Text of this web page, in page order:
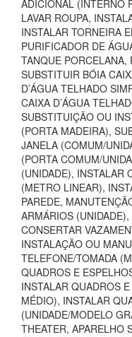
ADICIONAL (INTERNO
LAVAR ROUPA,
INSTALAR TORNEIRA
PURIFICADOR DE
TANQUE
SUBSTITUIR BÓIA
D’ÁGUA TELHADO
CAIXA D’ÁGUA
SUBSTITUIÇÃO OU
(PORTA MADEIRA),
JANELA (COMUM/
(PORTA COMUM/
(UNIDADE), INSTALAR
(METRO LINEAR),
PAREDE,
ARMÁRIOS
CONSERTAR
INSTALAÇÃO OU
TELEFONE/TOMADA
QUADROS E
INSTALAR QUADROS
MÉDIO), INSTALAR
(UNIDADE/MODELO
THEATER, APARELHO